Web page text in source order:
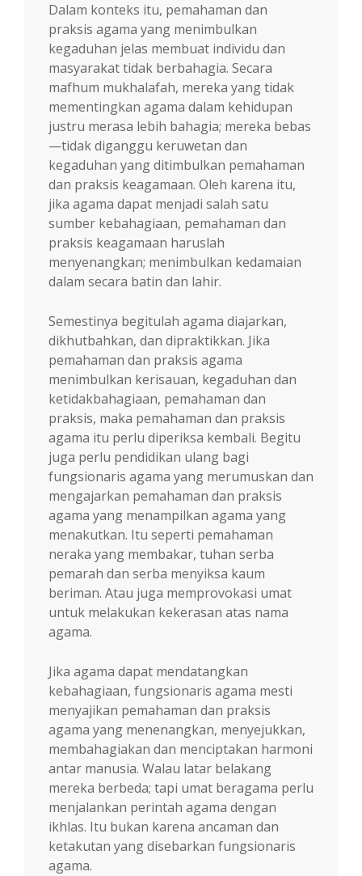
Dalam konteks itu, pemahaman dan
praksis agama yang menimbulkan
kegaduhan jelas membuat individu dan
masyarakat tidak berbahagia. Secara
mafhum mukhalafah, mereka yang tidak
mementingkan agama dalam kehidupan
justru merasa lebih bahagia; mereka bebas
—tidak diganggu keruwetan dan
kegaduhan yang ditimbulkan pemahaman
dan praksis keagamaan. Oleh karena itu,
jika agama dapat menjadi salah satu
sumber kebahagiaan, pemahaman dan
praksis keagamaan haruslah
menyenangkan; menimbulkan kedamaian
dalam secara batin dan lahir.
Semestinya begitulah agama diajarkan,
dikhutbahkan, dan dipraktikkan. Jika
pemahaman dan praksis agama
menimbulkan kerisauan, kegaduhan dan
ketidakbahagiaan, pemahaman dan
praksis, maka pemahaman dan praksis
agama itu perlu diperiksa kembali. Begitu
juga perlu pendidikan ulang bagi
fungsionaris agama yang merumuskan dan
mengajarkan pemahaman dan praksis
agama yang menampilkan agama yang
menakutkan. Itu seperti pemahaman
neraka yang membakar, tuhan serba
pemarah dan serba menyiksa kaum
beriman. Atau juga memprovokasi umat
untuk melakukan kekerasan atas nama
agama.
Jika agama dapat mendatangkan
kebahagiaan, fungsionaris agama mesti
menyajikan pemahaman dan praksis
agama yang menenangkan, menyejukkan,
membahagiakan dan menciptakan harmoni
antar manusia. Walau latar belakang
mereka berbeda; tapi umat beragama perlu
menjalankan perintah agama dengan
ikhlas. Itu bukan karena ancaman dan
ketakutan yang disebarkan fungsionaris
agama.